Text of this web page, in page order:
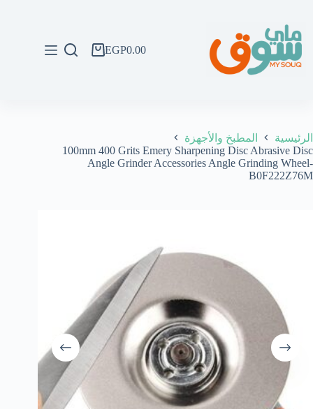
المحتوى
عربةEGP0.00
الرئيسية
المطبخ والأجهزة
100mm 400 Grits Emery Sharpening Disc Abrasive Disc
Angle Grinder Accessories Angle Grinding Wheel-
B0F222Z76M